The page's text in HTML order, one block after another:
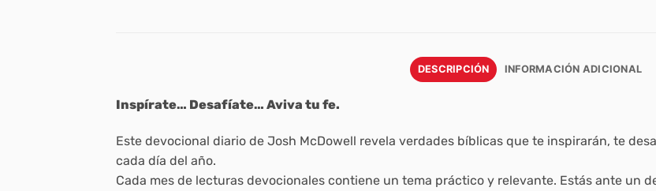
DESCRIPCIÓN INFORMACIÓN ADICIONAL
Inspírate… Desafíate… Aviva tu fe.
Este devocional diario de Josh McDowell revela verdades bíblicas que te inspirarán, te
cada día del año.
Cada mes de lecturas devocionales contiene un tema práctico y relevante. Estás ante un